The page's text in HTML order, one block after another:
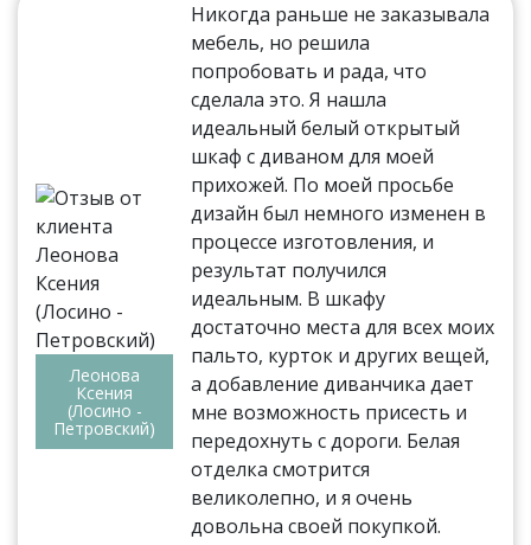
Леонова
Ксения
(Лосино -
Петровский)
Никогда раньше не заказывала
мебель, но решила
попробовать и рада, что
сделала это. Я нашла
идеальный белый открытый
шкаф с диваном для моей
прихожей. По моей просьбе
дизайн был немного изменен в
процессе изготовления, и
результат получился
идеальным. В шкафу
достаточно места для всех моих
пальто, курток и других вещей,
а добавление диванчика дает
мне возможность присесть и
передохнуть с дороги. Белая
отделка смотрится
великолепно, и я очень
довольна своей покупкой.